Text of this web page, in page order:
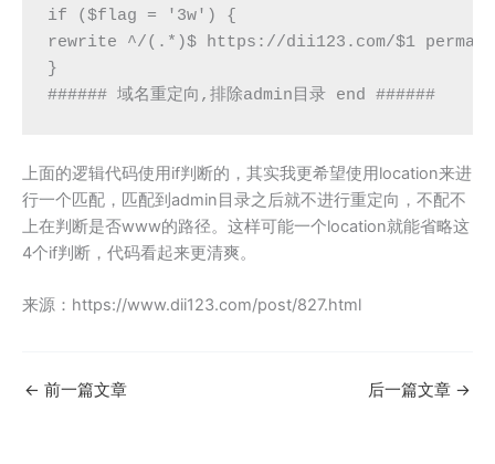
if ($flag = '3w') {
rewrite ^/(.*)$ https://dii123.com/$1
}
###### 域名重定向,排除admin目录 end ######
上面的逻辑代码使用if判断的，其实我更希望使用location来进
行一个匹配，匹配到admin目录之后就不进行重定向，不配不
上在判断是否www的路径。这样可能一个location就能省略这
4个if判断，代码看起来更清爽。
来源：https://www.dii123.com/post/827.html
← 前一篇文章 后一篇文章 →